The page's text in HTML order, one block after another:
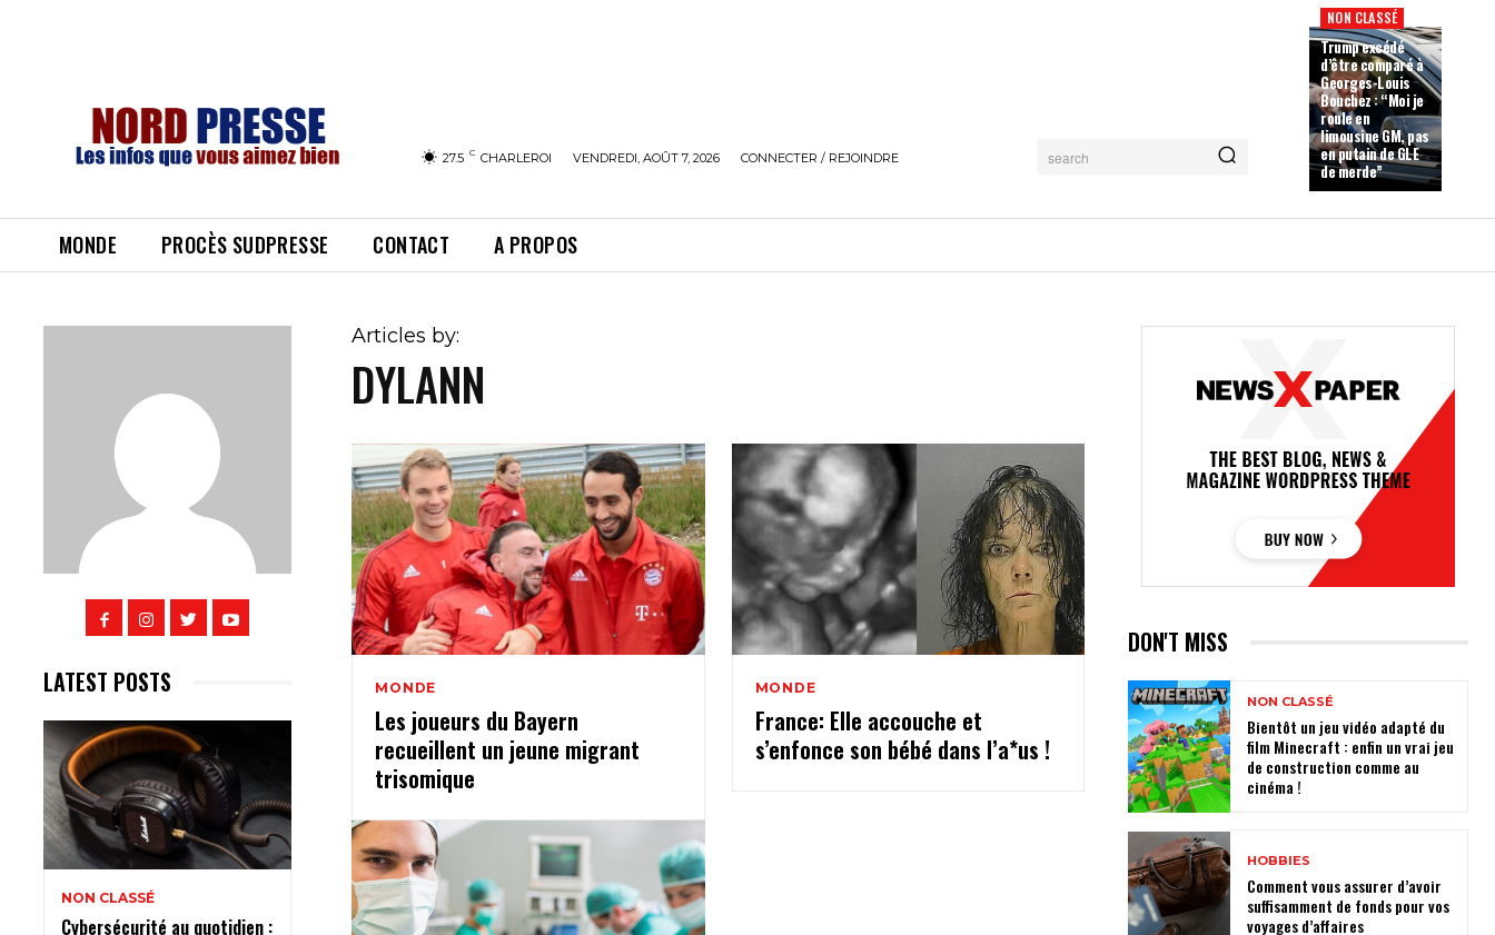
27.5 C CHARLEROI VENDREDI, AOÛT 7, 2026 CONNECTER / REJOINDRE search
NON CLASSÉ
Trump excédé
d’être comparé à
Georges-Louis
Bouchez : “Moi je
roule en
limousine GM, pas
en putain de GLE
de merde”
MONDE PROCÈS SUDPRESSE CONTACT A PROPOS
LATEST POSTS
NON CLASSÉ
Cybersécurité au quotidien :
Articles by:
DYLANN
MONDE
Les joueurs du Bayern
recueillent un jeune migrant
trisomique
MONDE
France: Elle accouche et
s’enfonce son bébé dans l’a*us !
DON'T MISS
NON CLASSÉ
Bientôt un jeu vidéo adapté du
film Minecraft : enfin un vrai jeu
de construction comme au
cinéma !
HOBBIES
Comment vous assurer d’avoir
suffisamment de fonds pour vos
voyages d’affaires